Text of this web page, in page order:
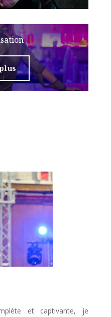
et captivante, je